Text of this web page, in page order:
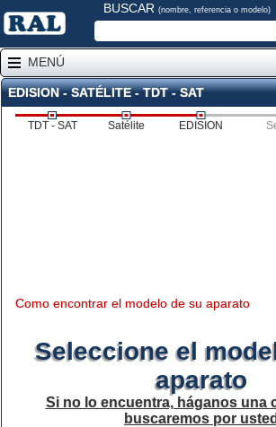
BUSCAR (nombre, referencia o modelo)
MENÚ
EDISION - SATÉLITE - TDT - SAT
TDT - SAT Satélite EDISION
Como encontrar el modelo de su aparato
Seleccione el
aparato
Si no lo encuentra, háganos una
buscaremos por usted